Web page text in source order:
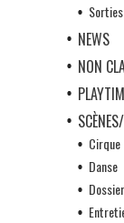
Sorties
NEWS
NON
Cirque
Danse